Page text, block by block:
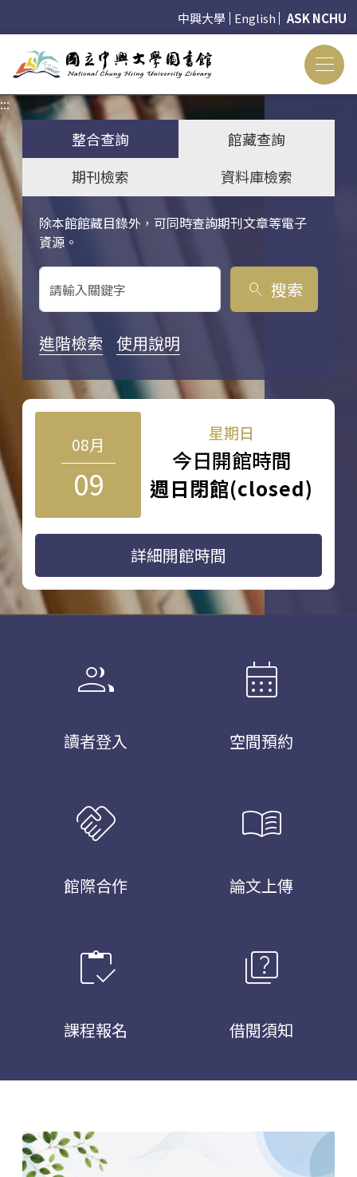
中興大學 English ASK NCHU
:::
整合查詢
館藏查詢
期刊檢索
資料庫檢索
除本館館藏目錄外，可同時查詢期刊文章等電子
資源。
關鍵字搜尋
search 搜索
進階檢索 使用說明
08月
09
星期日
今日開館時間
週日閉館(closed)
詳細開館時間
group
讀者登入
calendar_month
空間預約
handshake
館際合作
menu_book
論文上傳
inventory
課程報名
quiz
借閱須知